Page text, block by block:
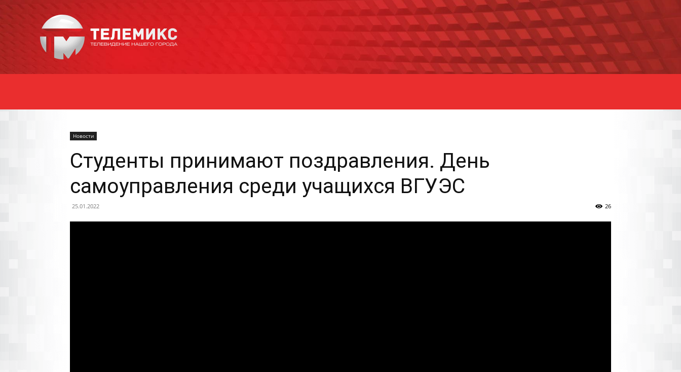
Уссурийска
Новости
Студенты принимают поздравления. День
самоуправления среди учащихся ВГУЭС
25.01.2022 26